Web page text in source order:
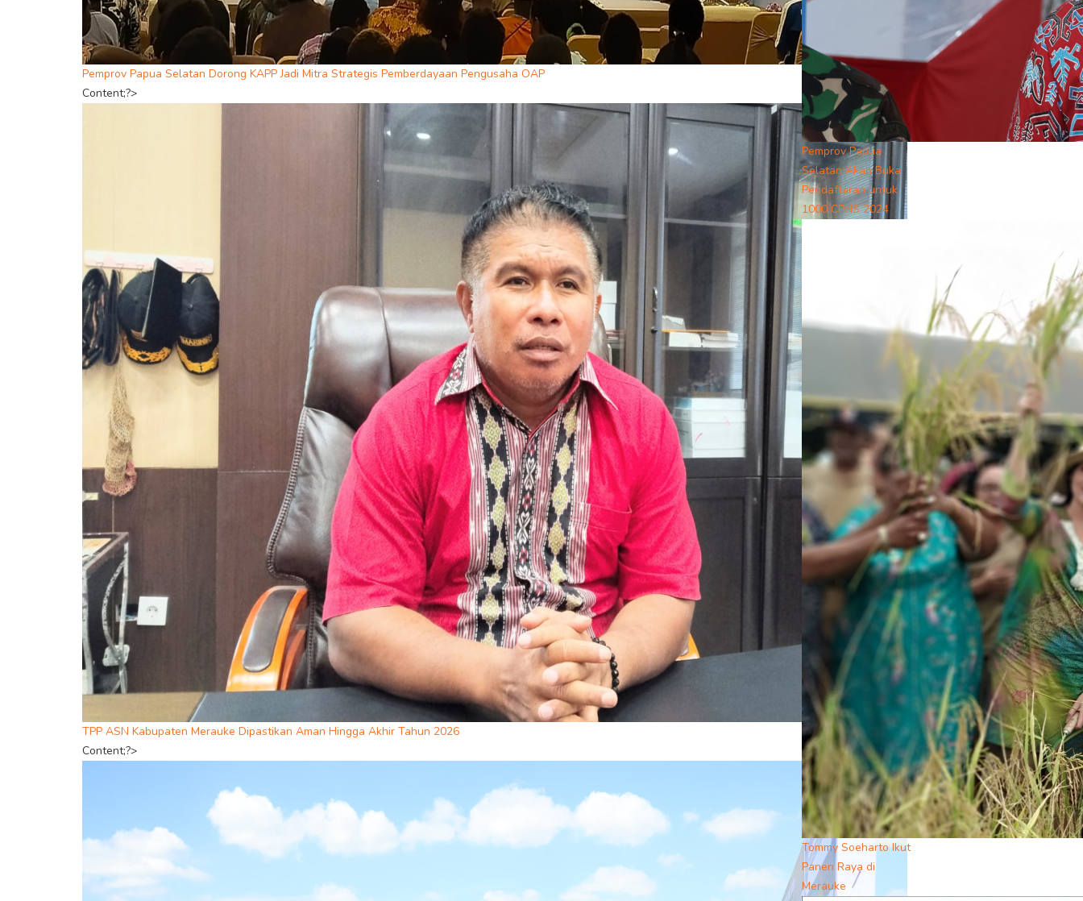
Pemprov Papua Selatan Dorong KAPP Jadi Mitra Strategis Pemberdayaan Pengusaha OAP
Content;?>
TPP ASN Kabupaten Merauke Dipastikan Aman Hingga Akhir Tahun 2026
Content;?>
Pemprov Papua
Selatan Akan Buka
Pendaftaran untuk
1000 CPNS 2024
Tommy Soeharto Ikut
Panen Raya di
Merauke